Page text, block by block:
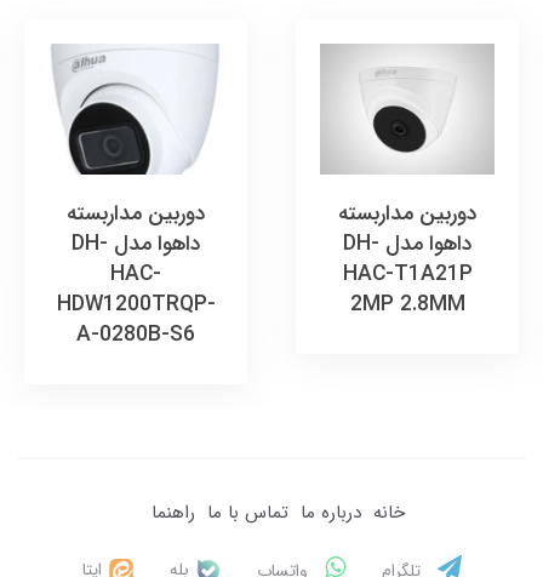
دوربین مداربسته
داهوا مدل DH-
HAC-T1A21P
2MP 2.8MM
دوربین مداربسته
داهوا مدل DH-
HAC-
HDW1200TRQP-
A-0280B-S6
خانه درباره ما تماس با ما راهنما
تلگرام واتساپ بله ایتا